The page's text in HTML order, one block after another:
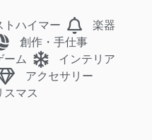
トハイマー
楽器
創作・手仕事
ーム
インテリア
アクセサリー
スマス